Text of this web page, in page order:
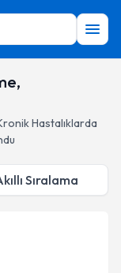
Hastalıklarda
Sıralama